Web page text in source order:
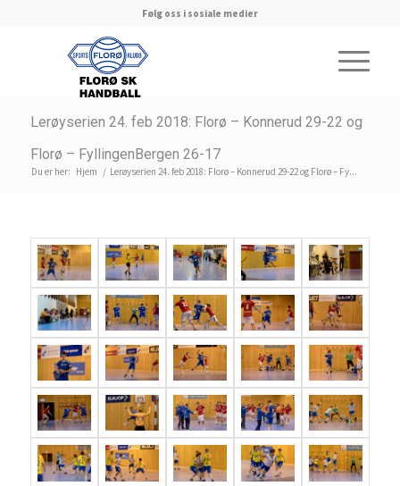
Følg oss i sosiale medier
Lerøyserien 24. feb 2018: Florø – Konnerud 29-22 og
Florø – FyllingenBergen 26-17
Du er her: Hjem / Lerøyserien 24. feb 2018: Florø – Konnerud 29-22 og Florø – Fy...